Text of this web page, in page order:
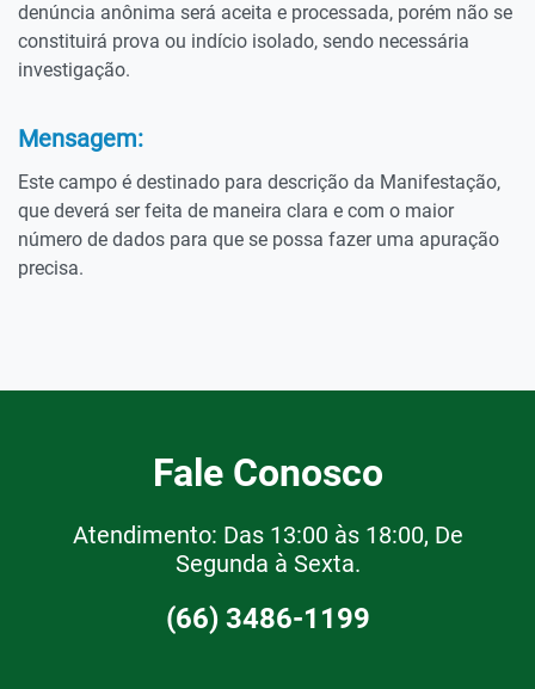
denúncia anônima será aceita e processada, porém não se
constituirá prova ou indício isolado, sendo necessária
investigação.
Mensagem:
Este campo é destinado para descrição da Manifestação,
que deverá ser feita de maneira clara e com o maior
número de dados para que se possa fazer uma apuração
precisa.
Fale Conosco
Atendimento: Das 13:00 às 18:00, De
Segunda à Sexta.
(66) 3486-1199